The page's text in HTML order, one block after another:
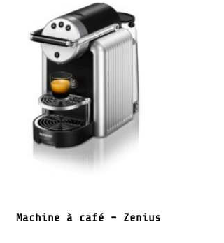
Machine à café – Zenius